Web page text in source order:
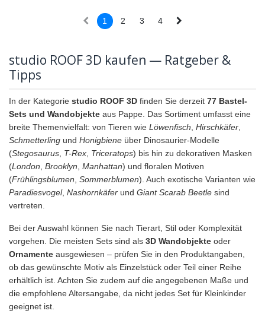
1 2 3 4
studio ROOF 3D kaufen — Ratgeber &
Tipps
In der Kategorie studio ROOF 3D finden Sie derzeit 77 Bastel-
Sets und Wandobjekte aus Pappe. Das Sortiment umfasst eine
breite Themenvielfalt: von Tieren wie Löwenfisch, Hirschkäfer,
Schmetterling und Honigbiene über Dinosaurier-Modelle
(Stegosaurus, T-Rex, Triceratops) bis hin zu dekorativen Masken
(London, Brooklyn, Manhattan) und floralen Motiven
(Frühlingsblumen, Sommerblumen). Auch exotische Varianten wie
Paradiesvogel, Nashornkäfer und Giant Scarab Beetle sind
vertreten.
Bei der Auswahl können Sie nach Tierart, Stil oder Komplexität
vorgehen. Die meisten Sets sind als 3D Wandobjekte oder
Ornamente ausgewiesen – prüfen Sie in den Produktangaben,
ob das gewünschte Motiv als Einzelstück oder Teil einer Reihe
erhältlich ist. Achten Sie zudem auf die angegebenen Maße und
die empfohlene Altersangabe, da nicht jedes Set für Kleinkinder
geeignet ist.